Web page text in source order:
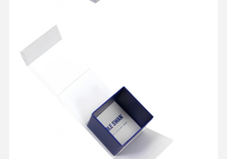
Προϊόντα
Σχετικά Με
Εμάς
Εργοστασίων